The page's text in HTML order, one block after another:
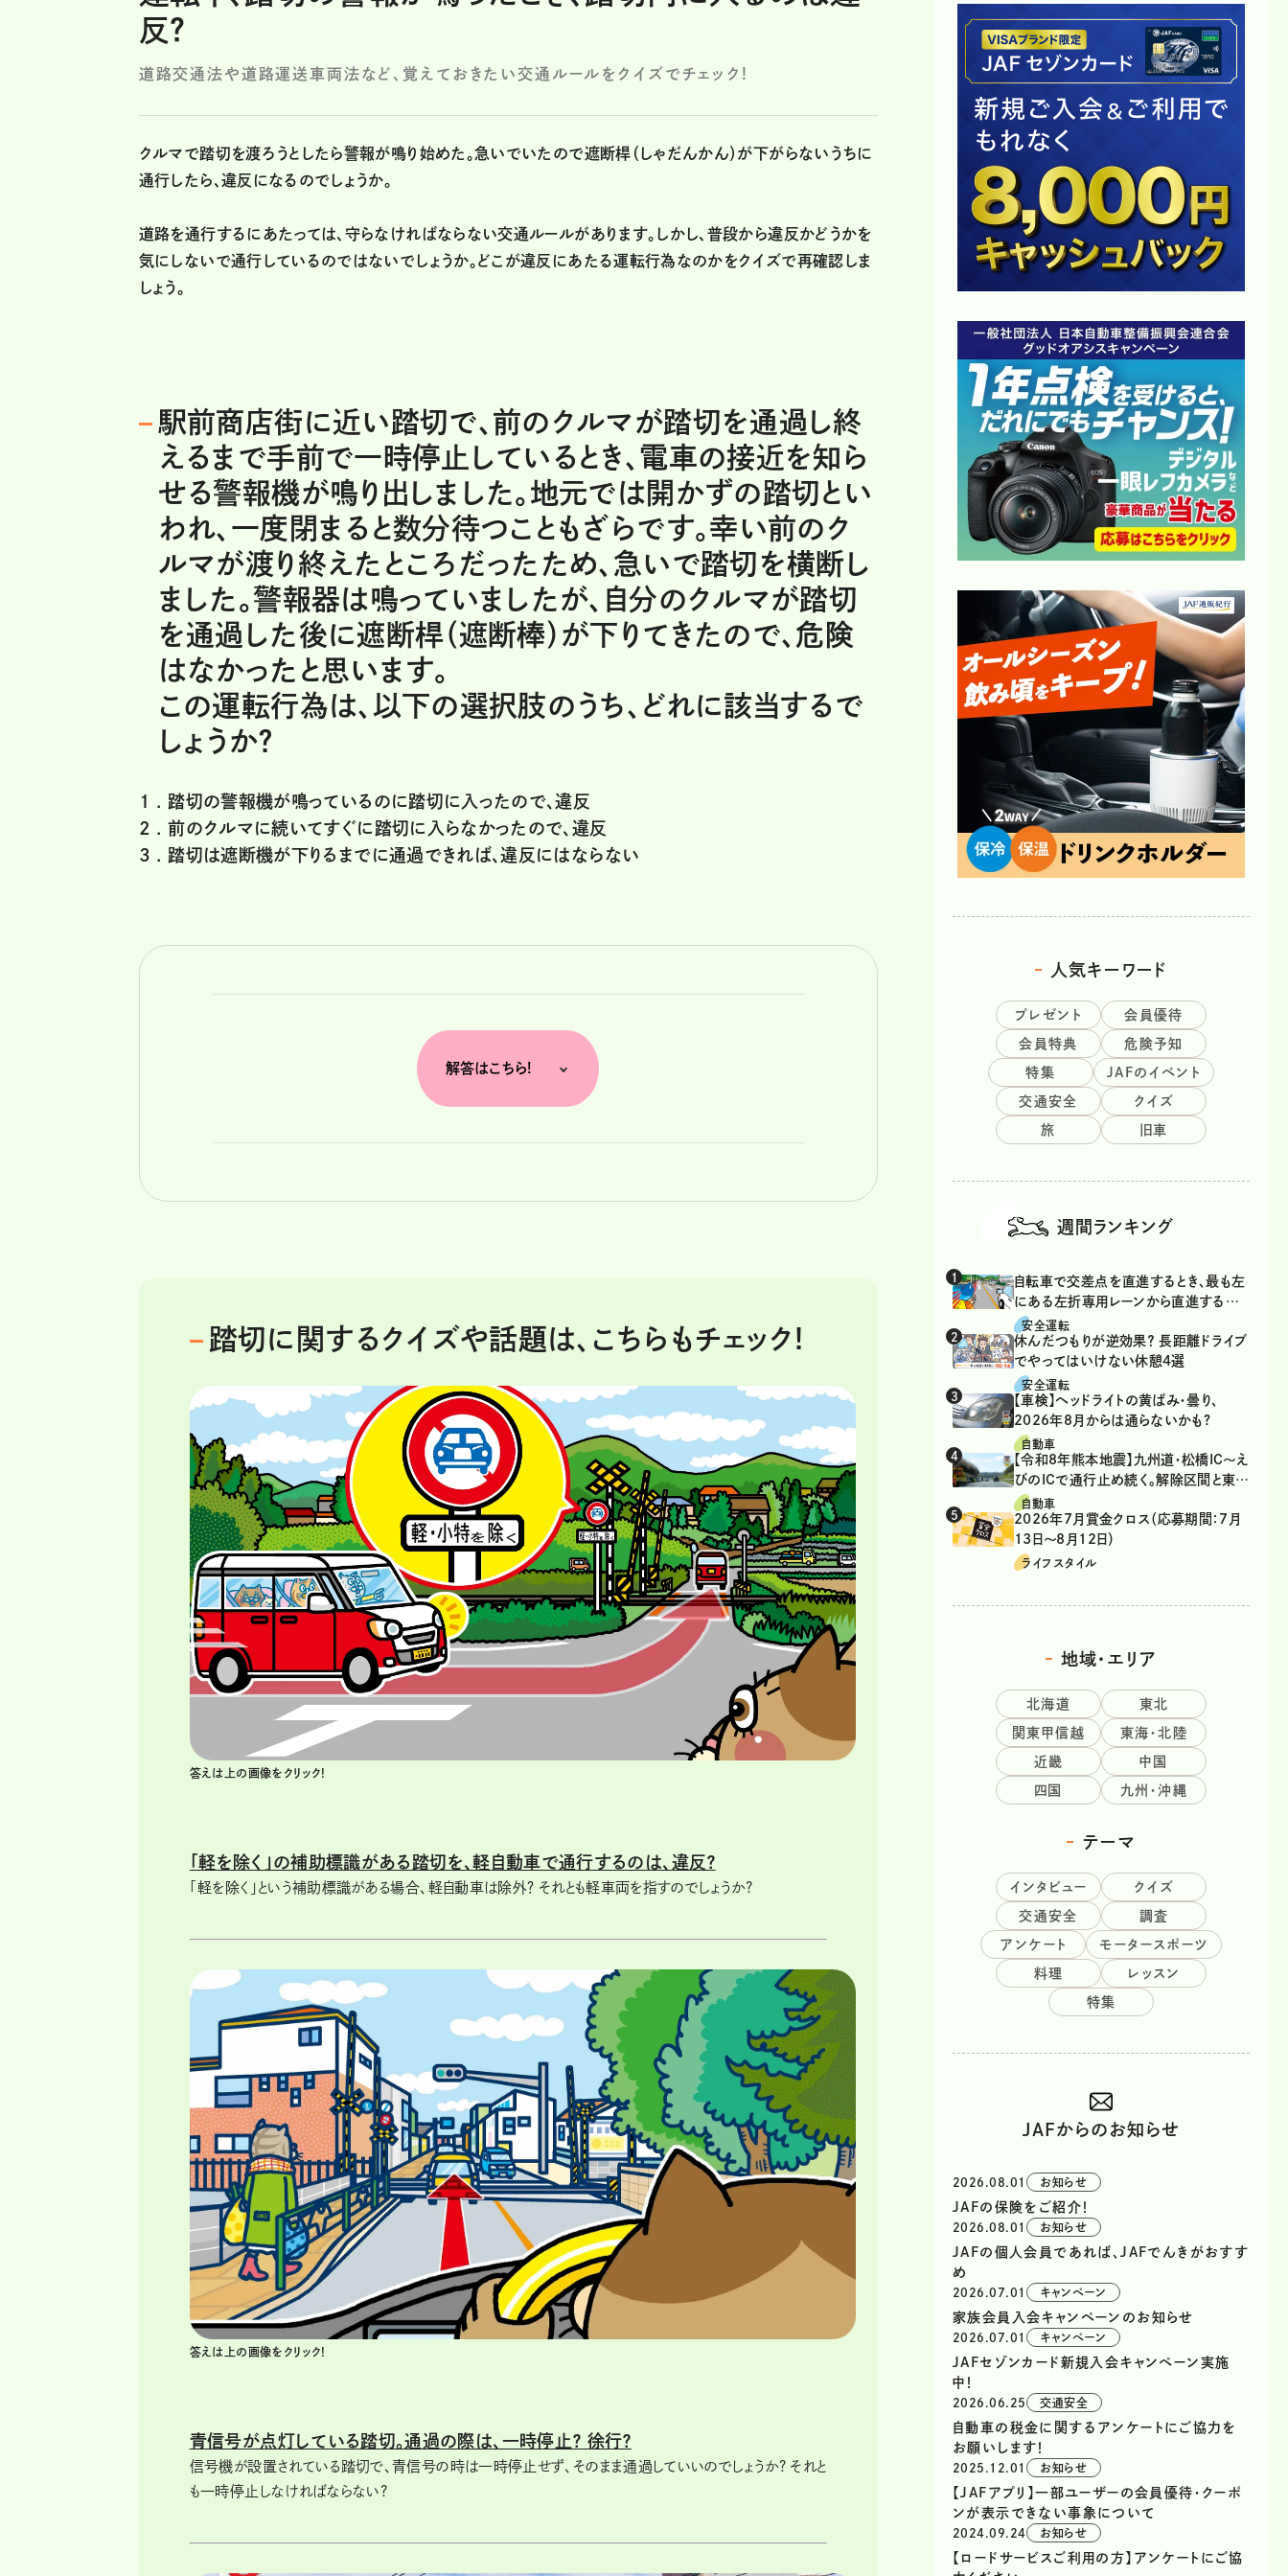
反？
道路交通法や道路運送車両法など、覚えておきたい交通ルールをクイズでチェック!
クルマで踏切を渡ろうとしたら警報が鳴り始めた。急いでいたので遮断桿（しゃだんかん）が下がらないうちに
通行したら、違反になるのでしょうか。
道路を通行するにあたっては、守らなければならない交通ルールがあります。しかし、普段から違反かどうかを
気にしないで通行しているのではないでしょうか。どこが違反にあたる運転行為なのかをクイズで再確認しま
しょう。
駅前商店街に近い踏切で、前のクルマが踏切を通過し終
えるまで手前で一時停止しているとき、電車の接近を知ら
せる警報機が鳴り出しました。地元では開かずの踏切とい
われ、一度閉まると数分待つこともざらです。幸い前のク
ルマが渡り終えたところだったため、急いで踏切を横断し
ました。警報器は鳴っていましたが、自分のクルマが踏切
を通過した後に遮断桿（遮断棒）が下りてきたので、危険
はなかったと思います。
この運転行為は、以下の選択肢のうち、どれに該当するで
しょうか？
1 . 踏切の警報機が鳴っているのに踏切に入ったので、違反
2 .前のクルマに続いてすぐに踏切に入らなかったので、違反
3 . 踏切は遮断機が下りるまでに通過できれば、違反にはならない
解答はこちら!
踏切に関するクイズや話題は、こちらもチェック!
答えは上の画像をクリック!
「軽を除く」の補助標識がある踏切を、軽自動車で通行するのは、違反？
「軽を除く」という補助標識がある場合、軽自動車は除外？ それとも軽車両を指すのでしょうか?
答えは上の画像をクリック!
青信号が点灯している踏切。通過の際は、一時停止？ 徐行？
信号機が設置されている踏切で、青信号の時は一時停止せず、そのまま通過していいのでしょうか? それと
も一時停止しなければならない?
人気キーワード
プレゼント 会員優待
会員特典 危険予知
特集 JAFのイベント
交通安全 クイズ
旅 旧車
週間ランキング
自転車で交差点を直進するとき、最も左
にある左折専用レーンから直進するの
は、違反？
安全運転
休んだつもりが逆効果？ 長距離ドライブ
でやってはいけない休憩4選
安全運転
【車検】ヘッドライトの黄ばみ・曇り、
2026年8月からは通らないかも?
自動車
【令和8年熊本地震】九州道・松橋IC～え
びのICで通行止め続く。解除区間と東九
州道の迂回ルート
自動車
2026年7月賞金クロス（応募期間：7月
13日～8月12日）
ライフスタイル
地域・エリア
北海道 東北
関東甲信越 東海・北陸
近畿 中国
四国 九州・沖縄
テーマ
インタビュー クイズ
交通安全 調査
アンケート モータースポーツ
料理 レッスン
特集
JAFからのお知らせ
2026.08.01 お知らせ
JAFの保険をご紹介！
2026.08.01 お知らせ
JAFの個人会員であれば、JAFでんきがおすす
め
2026.07.01 キャンペーン
家族会員入会キャンペーンのお知らせ
2026.07.01 キャンペーン
JAFセゾンカード新規入会キャンペーン実施
中！
2026.06.25 交通安全
自動車の税金に関するアンケートにご協力を
お願いします！
2025.12.01 お知らせ
【JAFアプリ】一部ユーザーの会員優待・クーポ
ンが表示できない事象について
2024.09.24 お知らせ
【ロードサービスご利用の方】アンケートにご協